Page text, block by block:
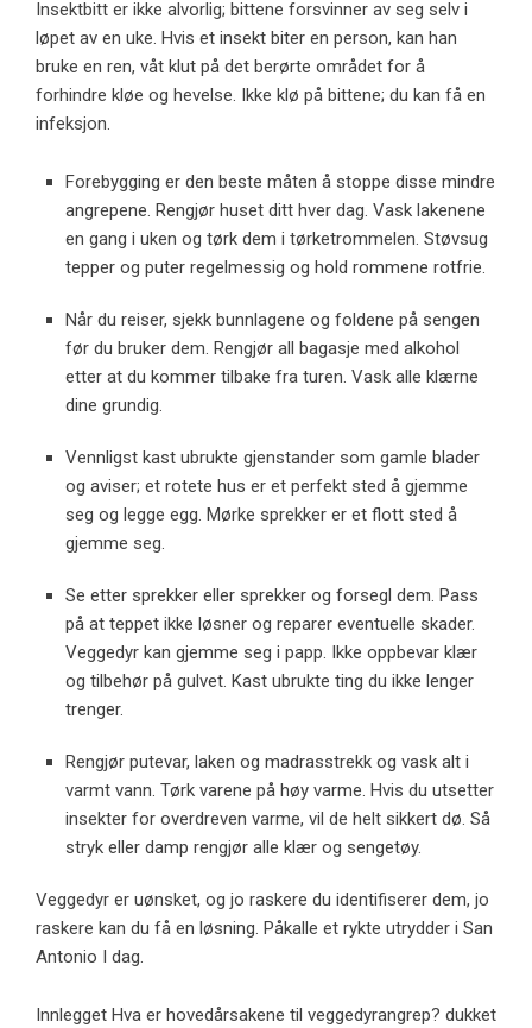
Insektbitt er ikke alvorlig; bittene forsvinner av seg selv i
løpet av en uke. Hvis et insekt biter en person, kan han
bruke en ren, våt klut på det berørte området for å
forhindre kløe og hevelse. Ikke klø på bittene; du kan få en
infeksjon.
Forebygging er den beste måten å stoppe disse mindre
angrepene. Rengjør huset ditt hver dag. Vask lakenene
en gang i uken og tørk dem i tørketrommelen. Støvsug
tepper og puter regelmessig og hold rommene rotfrie.
Når du reiser, sjekk bunnlagene og foldene på sengen
før du bruker dem. Rengjør all bagasje med alkohol
etter at du kommer tilbake fra turen. Vask alle klærne
dine grundig.
Vennligst kast ubrukte gjenstander som gamle blader
og aviser; et rotete hus er et perfekt sted å gjemme
seg og legge egg. Mørke sprekker er et flott sted å
gjemme seg.
Se etter sprekker eller sprekker og forsegl dem. Pass
på at teppet ikke løsner og reparer eventuelle skader.
Veggedyr kan gjemme seg i papp. Ikke oppbevar klær
og tilbehør på gulvet. Kast ubrukte ting du ikke lenger
trenger.
Rengjør putevar, laken og madrasstrekk og vask alt i
varmt vann. Tørk varene på høy varme. Hvis du utsetter
insekter for overdreven varme, vil de helt sikkert dø. Så
stryk eller damp rengjør alle klær og sengetøy.
Veggedyr er uønsket, og jo raskere du identifiserer dem, jo ​​
raskere kan du få en løsning. Påkalle et rykte utrydder i San
Antonio I dag.
Innlegget Hva er hovedårsakene til veggedyrangrep? dukket